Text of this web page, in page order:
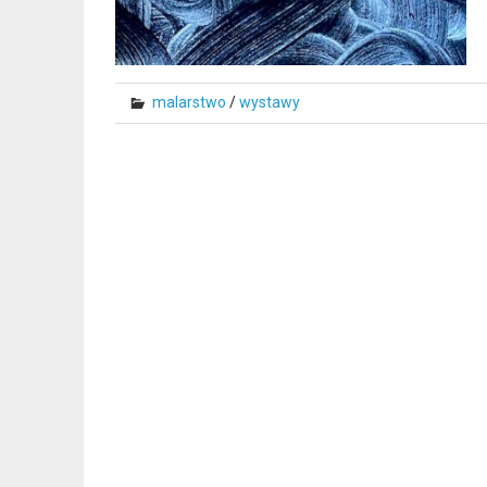
malarstwo /wystawy